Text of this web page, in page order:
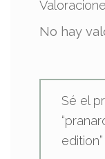
No hay
Sé el
edition”